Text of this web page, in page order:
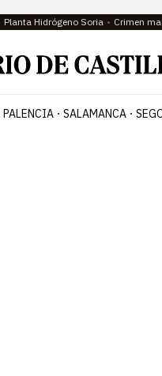
Planta Hidrógeno Soria Crimen
PALENCIA SALAMANCA